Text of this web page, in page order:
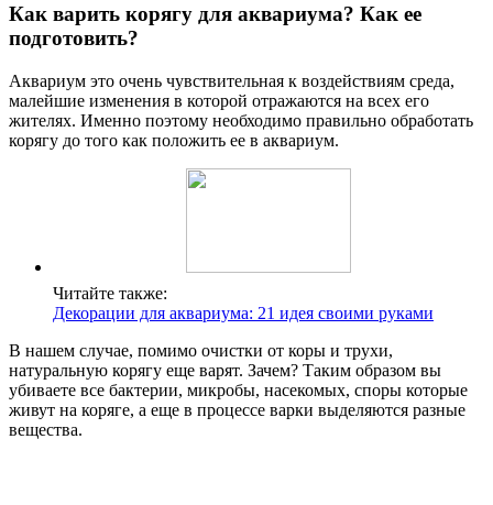
Как варить корягу для аквариума? Как ее
подготовить?
Аквариум это очень чувствительная к воздействиям среда,
малейшие изменения в которой отражаются на всех его
жителях. Именно поэтому необходимо правильно обработать
корягу до того как положить ее в аквариум.
Читайте также:
Декорации для аквариума: 21 идея своими руками
В нашем случае, помимо очистки от коры и трухи,
натуральную корягу еще варят. Зачем? Таким образом вы
убиваете все бактерии, микробы, насекомых, споры которые
живут на коряге, а еще в процессе варки выделяются разные
вещества.